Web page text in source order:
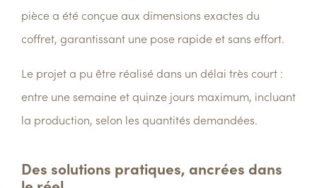
pièce a été conçue aux dimensions exactes du
coffret, garantissant une pose rapide et sans effort.
Le projet a pu être réalisé dans un délai très court :
entre une semaine et quinze jours maximum, incluant
la production, selon les quantités demandées.
Des solutions pratiques, ancrées dans